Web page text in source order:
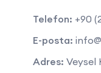
Telefon: +90
E-posta:
Adres: Veysel